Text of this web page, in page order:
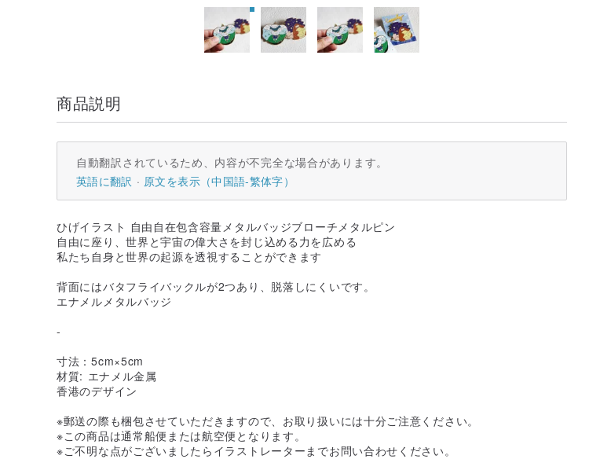
商品説明
自動翻訳されているため、内容が不完全な場合があります。
英語に翻訳
原文を表示（中国語-繁体字）
ひげイラスト 自由自在包含容量メタルバッジブローチメタルピン
自由に座り、世界と宇宙の偉大さを封じ込める力を広める
私たち自身と世界の起源を透視することができます
背面にはバタフライバックルが2つあり、脱落しにくいです。
エナメルメタルバッジ
-
寸法：5cm×5cm
材質: エナメル金属
香港のデザイン
※郵送の際も梱包させていただきますので、お取り扱いには十分ご注意ください。
※この商品は通常船便または航空便となります。
※ご不明な点がございましたらイラストレーターまでお問い合わせください。